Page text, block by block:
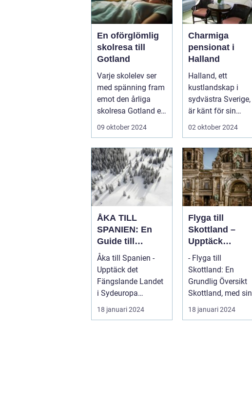
En oförglömlig
skolresa till
Gotland
Varje skolelev ser
med spänning fram
emot den årliga
skolresa Gotland en
välbehö...
09 oktober 2024
Charmiga
pensionat i
Halland
Halland, ett
kustlandskap i
sydvästra Sverige,
är känt för sin
vackra natur, långa
02 oktober 2024
ÅKA TILL
SPANIEN: En
Guide till
Spännande
Resmål och
Resetyper
Åka till Spanien -
Upptäck det
Fängslande Landet
i Sydeuropa
Spanien, beläget i
sydvästra Europa
18 januari 2024
Flyga till
Skottland –
Upptäck
Skönheten och
Charmen i Detta
Fascinerande
Land
- Flyga till
Skottland: En
Grundlig Översikt
Skottland, med sin
rika historia,
dramatiska
18 januari 2024